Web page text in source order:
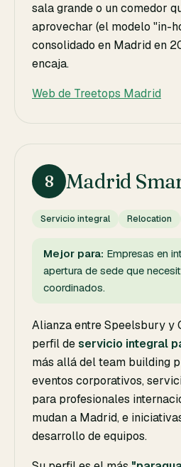
sala grande o un comedor
aprovechar (el modelo "in-
consolidado en Madrid en
encaja.
Web de Treetops Madrid
8 Madrid
Servicio integral Relocation
Mejor para: Empresas en
apertura de sede que
coordinados.
Alianza entre Speelsbury y
perfil deservicio integral
más allá del team building
eventos corporativos,
para profesionales
mudan a Madrid, e
desarrollo de equipos.